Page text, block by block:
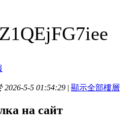
2026-5-5 01:54:29 | 顯示全部樓層
на сайт